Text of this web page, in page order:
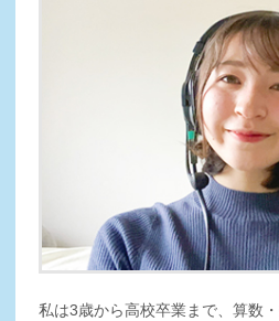
私は3歳から高校卒業まで、算数